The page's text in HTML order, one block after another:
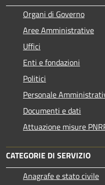
Organi di Governo
Aree Amministrative
Uffici
Enti e fondazioni
Politici
Personale
Documenti e dati
Attuazione misure
CATEGORIE DI SERVIZIO
Anagrafe e stato civile